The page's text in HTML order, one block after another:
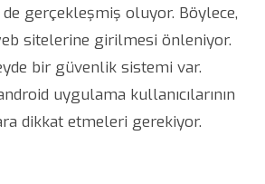
gerçekleşmiş oluyor. Böylece,
sitelerine girilmesi önleniyor.
bir güvenlik sistemi var.
uygulama kullanıcılarının
dikkat etmeleri gerekiyor.